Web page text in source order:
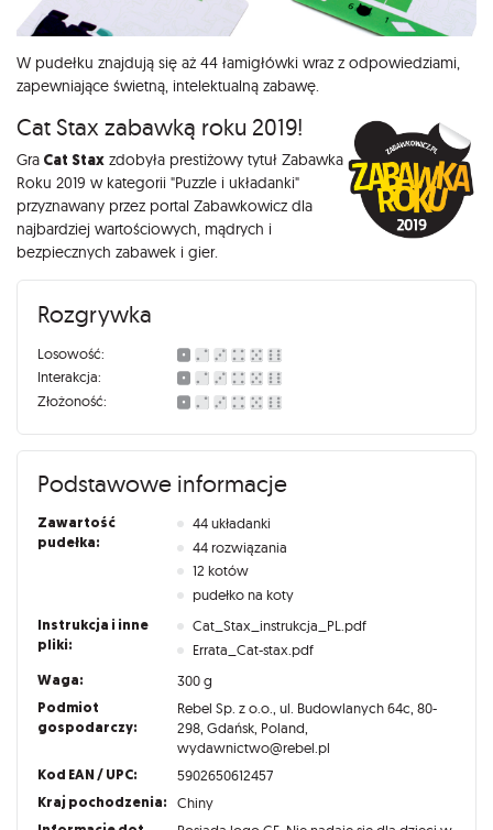
W pudełku znajdują się aż 44 łamigłówki wraz z odpowiedziami,
zapewniające świetną, intelektualną zabawę.
Cat Stax zabawką roku 2019!
Gra Cat Stax zdobyła prestiżowy tytuł Zabawka
Roku 2019 w kategorii "Puzzle i układanki"
przyznawany przez portal Zabawkowicz dla
najbardziej wartościowych, mądrych i
bezpiecznych zabawek i gier.
Rozgrywka
Losowość:
Interakcja:
Złożoność:
Podstawowe informacje
Zawartość
pudełka:
44 układanki
44 rozwiązania
12 kotów
pudełko na koty
Instrukcja i inne
pliki:
Cat_Stax_instrukcja_PL.pdf
Errata_Cat-stax.pdf
Waga: 300 g
Podmiot
gospodarczy:
Rebel Sp. z o.o., ul. Budowlanych 64c, 80-
298, Gdańsk, Poland,
wydawnictwo@rebel.pl
Kod EAN / UPC: 5902650612457
Kraj pochodzenia: Chiny